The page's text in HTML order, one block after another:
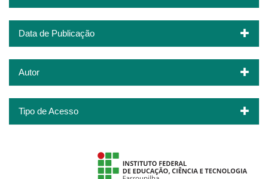
Data de Publicação
Autor
Tipo de Acesso